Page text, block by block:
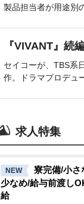
製品担当者が用途別
『VIVANT』続
セイコーが、TBS系
作。ドラマプロデュ
求人特集
NEW
寮完備/小さ
少なめ/給与前渡し
給